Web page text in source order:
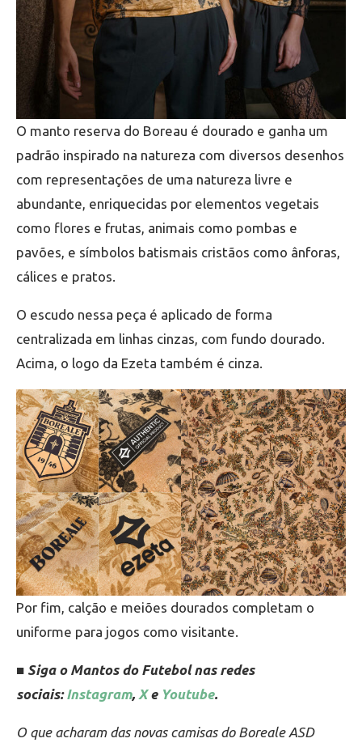
O manto reserva do Boreau é dourado e ganha um
padrão inspirado na natureza com diversos desenhos
com representações de uma natureza livre e
abundante, enriquecidas por elementos vegetais
como flores e frutas, animais como pombas e
pavões, e símbolos batismais cristãos como ânforas,
cálices e pratos.
O escudo nessa peça é aplicado de forma
centralizada em linhas cinzas, com fundo dourado.
Acima, o logo da Ezeta também é cinza.
Por fim, calção e meiões dourados completam o
uniforme para jogos como visitante.
■ Siga o Mantos do Futebol nas redes
sociais:Instagram, Xe Youtube.
O que acharam das novas camisas do Boreale ASD